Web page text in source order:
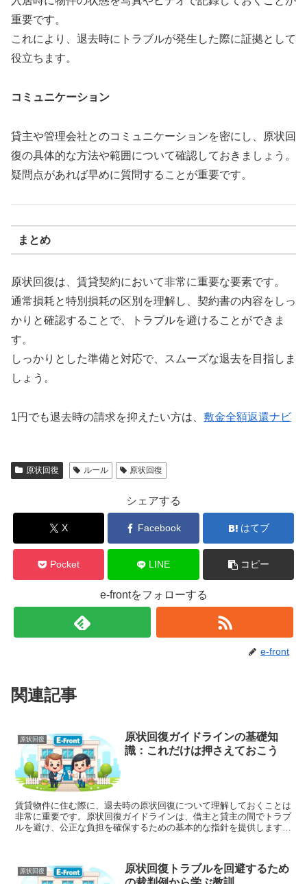
重要です。
これにより、退去時にトラブルが発生した際に証拠として
役立ちます。
コミュニケーション
貸主や管理会社とのコミュニケーションを密にし、原状回
復の具体的な方法や範囲について確認しておきましょう。
疑問点があれば早めに質問することが重要です。
まとめ
原状回復は、賃貸契約において非常に重要な要素です。
通常損耗と特別損耗の区別を理解し、契約書の内容をしっ
かりと確認することで、トラブルを避けることができま
す。
しっかりとした準備と対応で、スムーズな退去を目指しま
しょう。
1円でも退去時の請求を抑えたい方は、 敷金全額返還ナビ
原状回復 ルール 原状回復
シェアする
X Facebook はてブ
Pocket LINE コピー
e-frontをフォローする
e-front
関連記事
原状回復
原状回復ガイドラインの基礎知
識：これだけは押さえておこう
賃貸物件に住む際に、退去時の原状回復について理解しておくことは
非常に重要です。原状回復ガイドラインは、借主と貸主の間でトラブ
ルを避け、公正な負担を確保するための基本的な指針を提供します。
原状回復
原状回復トラブルを回避するため